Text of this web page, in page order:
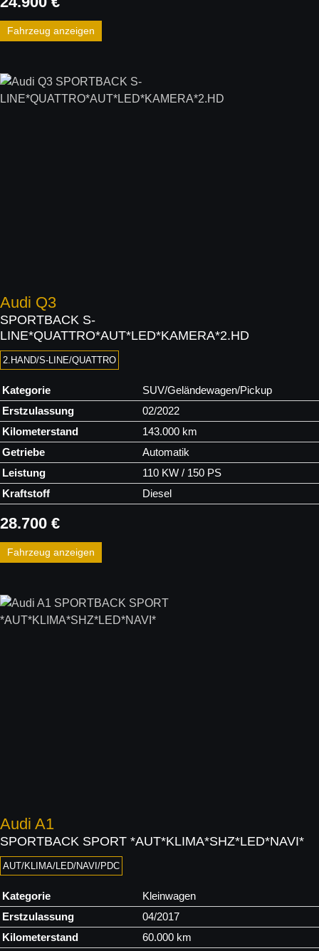
Fahrzeug anzeigen
Audi Q3
SPORTBACK S-
LINE*QUATTRO*AUT*LED*KAMERA*2.HD
2.HAND/S-LINE/QUATTRO
Kategorie
SUV/Geländewagen/Pickup
Erstzulassung
02/2022
Kilometerstand
143.000 km
Getriebe
Automatik
Leistung
110 KW / 150 PS
Kraftstoff
Diesel
28.700 €
Fahrzeug anzeigen
Audi A1
SPORTBACK SPORT *AUT*KLIMA*SHZ*LED*NAVI*
AUT/KLIMA/LED/NAVI/PDC
Kategorie
Kleinwagen
Erstzulassung
04/2017
Kilometerstand
60.000 km